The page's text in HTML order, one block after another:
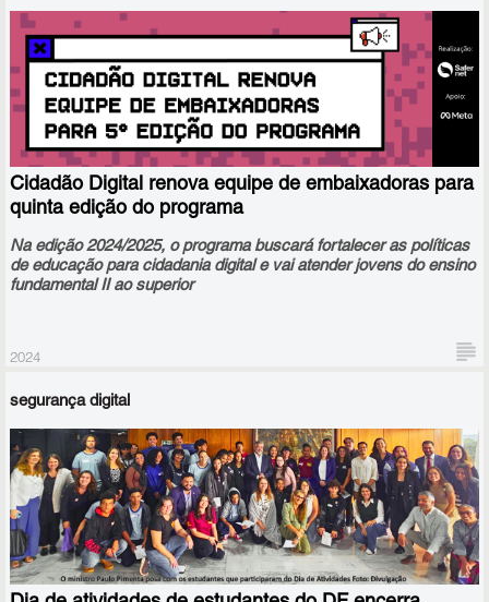
Em seguida, foi realizada a primeira reunião da atual composição
interrompido na gestão anterior do governo federal.
Cidadão Digital renova equipe de embaixadoras para
quinta edição do programa
Na edição 2024/2025, o programa buscará fortalecer as políticas
de educação para cidadania digital e vai atender jovens do ensino
fundamental II ao superior
A SaferNet Brasil concluiu a seleção e terá três estudantes como
embaixadoras do programa Cidadão Digital, que está iniciando
neste mês de novembro sua edição 2024/25, a quinta desde o
início do projeto, que tem apoio da Meta.
2024
segurança digital